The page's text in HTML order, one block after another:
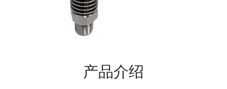
产品介绍